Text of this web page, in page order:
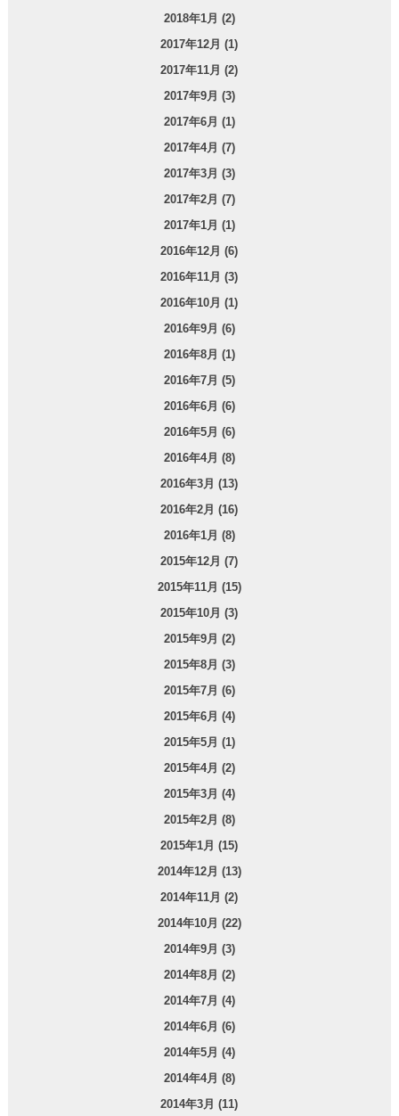
2018年1月 (2)
2017年12月 (1)
2017年11月 (2)
2017年9月 (3)
2017年6月 (1)
2017年4月 (7)
2017年3月 (3)
2017年2月 (7)
2017年1月 (1)
2016年12月 (6)
2016年11月 (3)
2016年10月 (1)
2016年9月 (6)
2016年8月 (1)
2016年7月 (5)
2016年6月 (6)
2016年5月 (6)
2016年4月 (8)
2016年3月 (13)
2016年2月 (16)
2016年1月 (8)
2015年12月 (7)
2015年11月 (15)
2015年10月 (3)
2015年9月 (2)
2015年8月 (3)
2015年7月 (6)
2015年6月 (4)
2015年5月 (1)
2015年4月 (2)
2015年3月 (4)
2015年2月 (8)
2015年1月 (15)
2014年12月 (13)
2014年11月 (2)
2014年10月 (22)
2014年9月 (3)
2014年8月 (2)
2014年7月 (4)
2014年6月 (6)
2014年5月 (4)
2014年4月 (8)
2014年3月 (11)